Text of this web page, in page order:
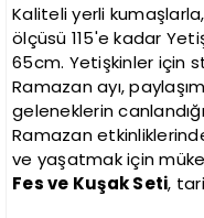
Kaliteli yerli
ölçüsü 115'e kadar
65cm. Yetişkinler için
Ramazan ayı,
geleneklerin
Ramazan
ve yaşatmak için
Fes ve Kuşak Seti,